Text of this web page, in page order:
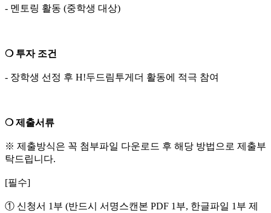
- 멘토링 활동 (중학생 대상)
❍ 투자 조건
- 장학생 선정 후 H!두드림투게더 활동에 적극 참여
❍ 제출서류
※ 제출방식은 꼭 첨부파일 다운로드 후 해당 방법으로 제출부
탁드립니다.
[필수]
① 신청서 1부 (반드시 서명스캔본 PDF 1부, 한글파일 1부 제